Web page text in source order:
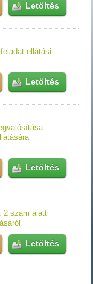
Letöltés
ellátási
Letöltés
Letöltés
2 szám alatti
Letöltés